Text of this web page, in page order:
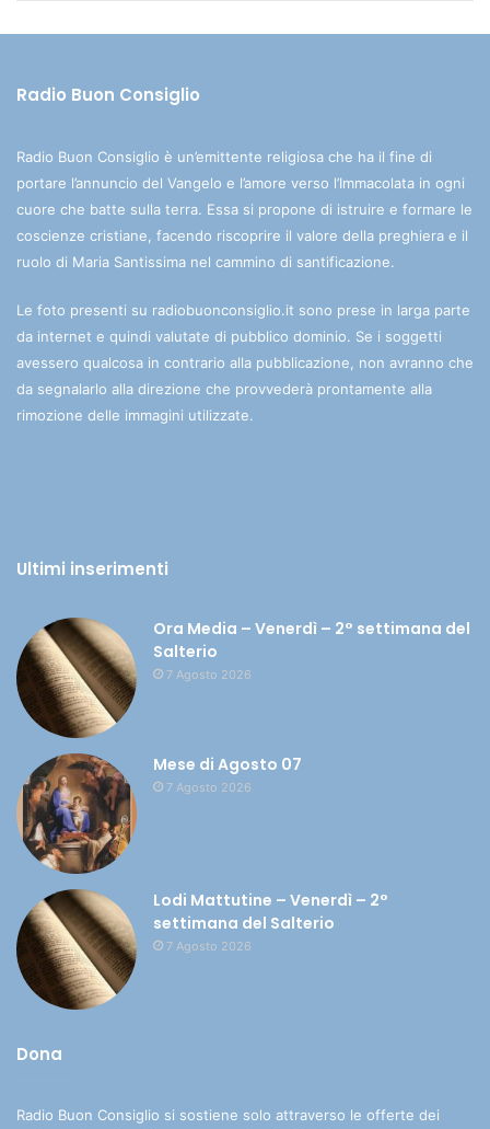
Radio Buon Consiglio
Radio Buon Consiglio è un’emittente religiosa che ha il fine di
portare l’annuncio del Vangelo e l’amore verso l’Immacolata in ogni
cuore che batte sulla terra. Essa si propone di istruire e formare le
coscienze cristiane, facendo riscoprire il valore della preghiera e il
ruolo di Maria Santissima nel cammino di santificazione.
Le foto presenti su radiobuonconsiglio.it sono prese in larga parte
da internet e quindi valutate di pubblico dominio. Se i soggetti
avessero qualcosa in contrario alla pubblicazione, non avranno che
da segnalarlo alla direzione che provvederà prontamente alla
rimozione delle immagini utilizzate.
Ultimi inserimenti
Ora Media – Venerdì – 2° settimana del
Salterio
7 Agosto 2026
Mese di Agosto 07
7 Agosto 2026
Lodi Mattutine – Venerdì – 2°
settimana del Salterio
7 Agosto 2026
Dona
Radio Buon Consiglio si sostiene solo attraverso le offerte dei